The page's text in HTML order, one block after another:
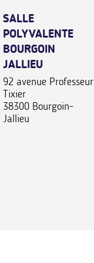
SALLE
POLYVALENTE
BOURGOIN
JALLIEU
92 avenue Professeur
Tixier
38300 Bourgoin-
Jallieu